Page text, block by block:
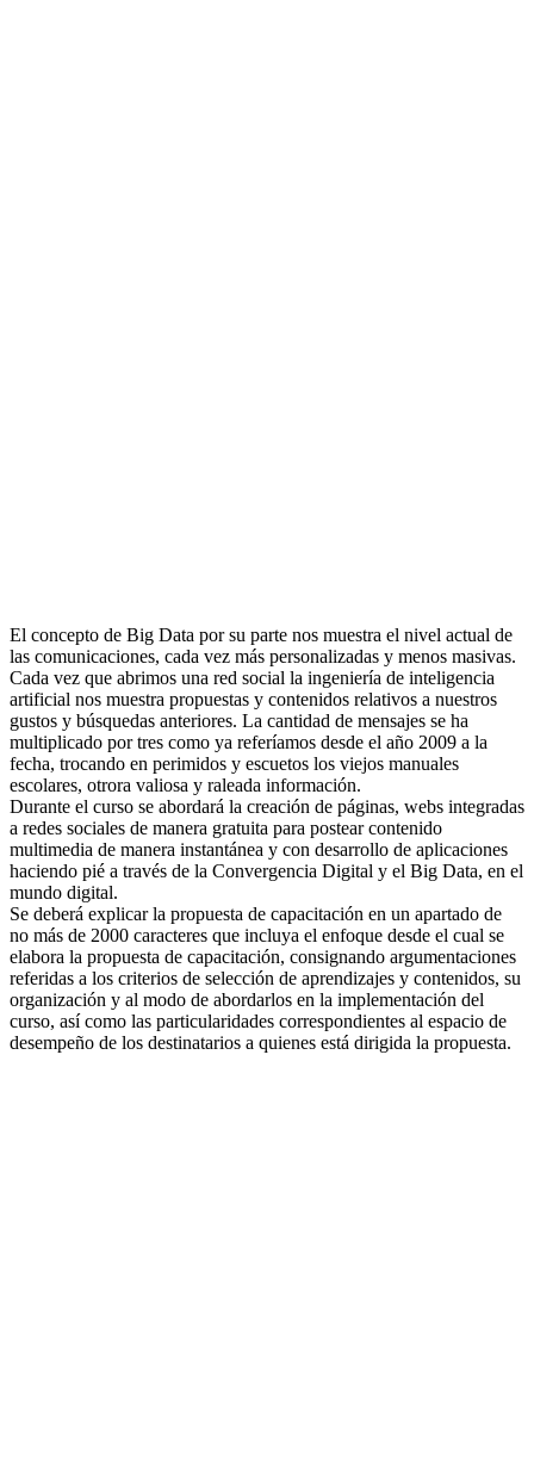
El concepto de Big Data por su parte nos muestra el nivel actual de
las comunicaciones, cada vez más personalizadas y menos masivas.
Cada vez que abrimos una red social la ingeniería de inteligencia
artificial nos muestra propuestas y contenidos relativos a nuestros
gustos y búsquedas anteriores. La cantidad de mensajes se ha
multiplicado por tres como ya referíamos desde el año 2009 a la
fecha, trocando en perimidos y escuetos los viejos manuales
escolares, otrora valiosa y raleada información.
Durante el curso se abordará la creación de páginas, webs integradas
a redes sociales de manera gratuita para postear contenido
multimedia de manera instantánea y con desarrollo de aplicaciones
haciendo pié a través de la Convergencia Digital y el Big Data, en el
mundo digital.
Se deberá explicar la propuesta de capacitación en un apartado de
no más de 2000 caracteres que incluya el enfoque desde el cual se
elabora la propuesta de capacitación, consignando argumentaciones
referidas a los criterios de selección de aprendizajes y contenidos, su
organización y al modo de abordarlos en la implementación del
curso, así como las particularidades correspondientes al espacio de
desempeño de los destinatarios a quienes está dirigida la propuesta.